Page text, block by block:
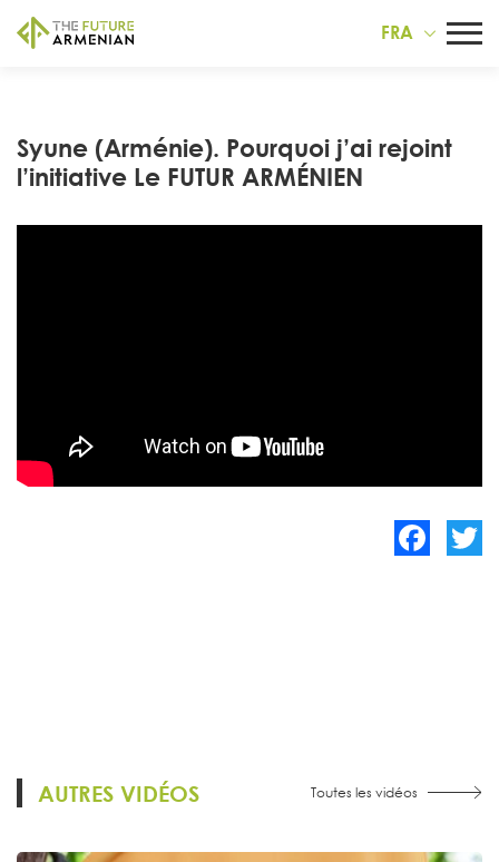
FRA
Syune (Arménie). Pourquoi j’ai rejoint
l’initiative Le FUTUR ARMÉNIEN
AUTRES VIDÉOS Toutes les vidéos